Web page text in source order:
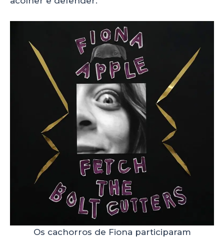
Os cachorros de Fiona participaram